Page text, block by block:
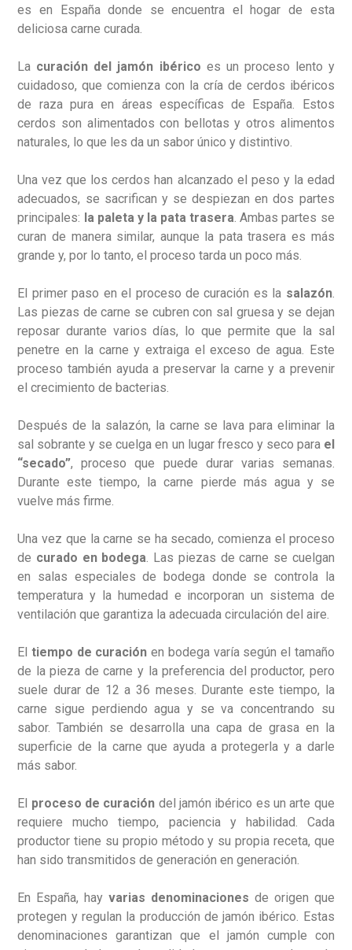
es en España donde se encuentra el hogar de esta
deliciosa carne curada.
La curación del jamón ibérico es un proceso lento y
cuidadoso, que comienza con la cría de cerdos ibéricos
de raza pura en áreas específicas de España. Estos
cerdos son alimentados con bellotas y otros alimentos
naturales, lo que les da un sabor único y distintivo.
Una vez que los cerdos han alcanzado el peso y la edad
adecuados, se sacrifican y se despiezan en dos partes
principales: la paleta y la pata trasera. Ambas partes se
curan de manera similar, aunque la pata trasera es más
grande y, por lo tanto, el proceso tarda un poco más.
El primer paso en el proceso de curación es la salazón.
Las piezas de carne se cubren con sal gruesa y se dejan
reposar durante varios días, lo que permite que la sal
penetre en la carne y extraiga el exceso de agua. Este
proceso también ayuda a preservar la carne y a prevenir
el crecimiento de bacterias.
Después de la salazón, la carne se lava para eliminar la
sal sobrante y se cuelga en un lugar fresco y seco para el
“secado”, proceso que puede durar varias semanas.
Durante este tiempo, la carne pierde más agua y se
vuelve más firme.
Una vez que la carne se ha secado, comienza el proceso
de curado en bodega. Las piezas de carne se cuelgan
en salas especiales de bodega donde se controla la
temperatura y la humedad e incorporan un sistema de
ventilación que garantiza la adecuada circulación del aire.
Eltiempo de curación en bodega varía según el tamaño
de la pieza de carne y la preferencia del productor, pero
suele durar de 12 a 36 meses. Durante este tiempo, la
carne sigue perdiendo agua y se va concentrando su
sabor. También se desarrolla una capa de grasa en la
superficie de la carne que ayuda a protegerla y a darle
más sabor.
El proceso de curación del jamón ibérico es un arte que
requiere mucho tiempo, paciencia y habilidad. Cada
productor tiene su propio método y su propia receta, que
han sido transmitidos de generación en generación.
En España, hayvarias denominaciones de origen que
protegen y regulan la producción de jamón ibérico. Estas
denominaciones garantizan que el jamón cumple con